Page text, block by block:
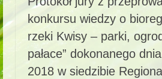
konkursu wiedzy o
rzeki Kwisy – parki,
pałace” dokonanego
2018 w siedzibie